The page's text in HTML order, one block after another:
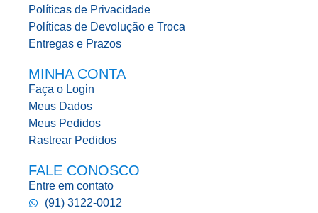
Políticas de Privacidade
Políticas de Devolução e Troca
Entregas e Prazos
MINHA CONTA
Faça o Login
Meus Dados
Meus Pedidos
Rastrear Pedidos
FALE CONOSCO
Entre em contato
(91) 3122-0012